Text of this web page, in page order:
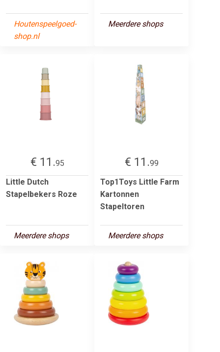
Houtenspeelgoed-
shop.nl
Meerdere shops
€ 11.95
Little Dutch
Stapelbekers Roze
Meerdere shops
€ 11.99
Top1Toys Little Farm
Kartonnen
Stapeltoren
Meerdere shops